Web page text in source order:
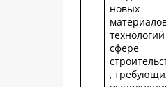
новых
сфере
,